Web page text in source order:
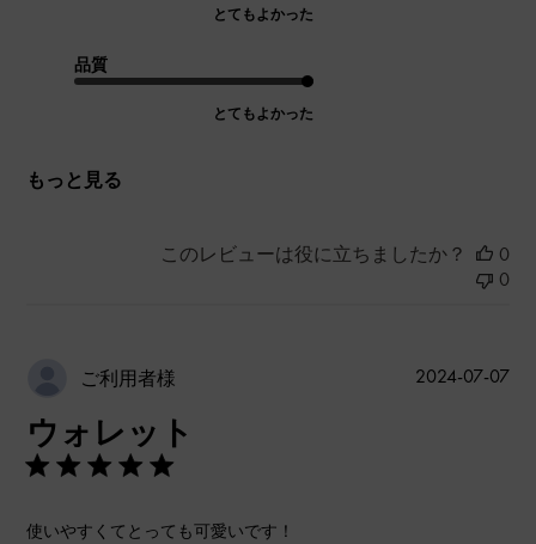
とてもよかった
品質
とてもよかった
もっと見る
このレビューは役に立ちましたか？
0
0
ご利用者様
ウォレット
使いやすくてとっても可愛いです！
公
2024-07-07